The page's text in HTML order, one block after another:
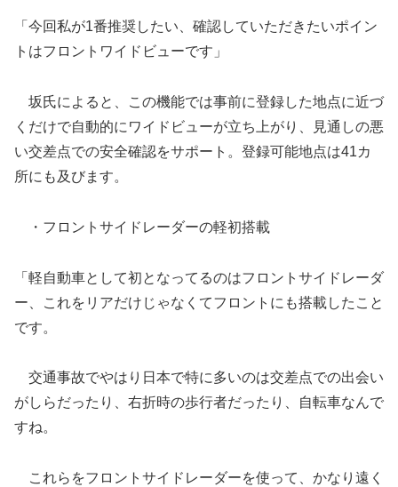
「今回私が1番推奨したい、確認していただきたいポイン
トはフロントワイドビューです」
坂氏によると、この機能では事前に登録した地点に近づ
くだけで自動的にワイドビューが立ち上がり、見通しの悪
い交差点での安全確認をサポート。登録可能地点は41カ
所にも及びます。
・フロントサイドレーダーの軽初搭載
「軽自動車として初となってるのはフロントサイドレーダ
ー、これをリアだけじゃなくてフロントにも搭載したこと
です。
交通事故でやはり日本で特に多いのは交差点での出会い
がしらだったり、右折時の歩行者だったり、自転車なんで
すね。
これらをフロントサイドレーダーを使って、かなり遠く